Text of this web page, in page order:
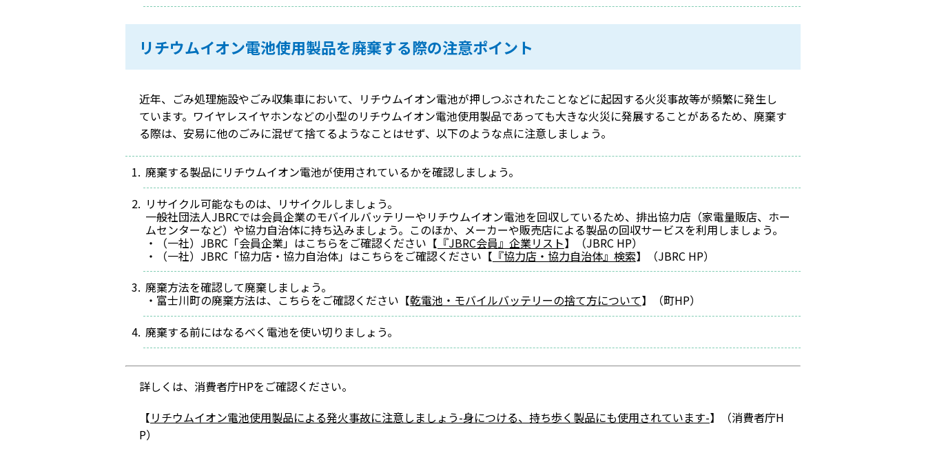
リチウムイオン電池使用製品を廃棄する際の注意ポイント
近年、ごみ処理施設やごみ収集車において、リチウムイオン電池が押しつぶされたことなどに起因する火災事故等が頻繁に発生し
ています。ワイヤレスイヤホンなどの小型のリチウムイオン電池使用製品であっても大きな火災に発展することがあるため、廃棄す
る際は、安易に他のごみに混ぜて捨てるようなことはせず、以下のような点に注意しましょう。
廃棄する製品にリチウムイオン電池が使用されているかを確認しましょう。
リサイクル可能なものは、リサイクルしましょう。
一般社団法人JBRCでは会員企業のモバイルバッテリーやリチウムイオン電池を回収しているため、排出協力店（家電量販店、ホー
ムセンターなど）や協力自治体に持ち込みましょう。このほか、メーカーや販売店による製品の回収サービスを利用しましょう。
・（一社）JBRC「会員企業」はこちらをご確認ください【 『JBRC会員』企業リスト】（JBRC HP）
・（一社）JBRC「協力店・協力自治体」はこちらをご確認ください【 『協力店・協力自治体』検索】（JBRC HP）
廃棄方法を確認して廃棄しましょう。
・富士川町の廃棄方法は、こちらをご確認ください【乾電池・モバイルバッテリーの捨て方について】（町HP）
廃棄する前にはなるべく電池を使い切りましょう。
詳しくは、消費者庁HPをご確認ください。
【リチウムイオン電池使用製品による発火事故に注意しましょう-身につける、持ち歩く製品にも使用されています-】（消費者庁H
P）